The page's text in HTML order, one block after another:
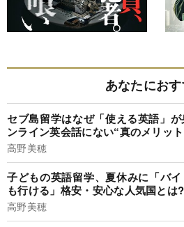
あなたにお
セブ島留学はなぜ「使える英語」
ンライン英会話にない“真のメリッ
高野美穂
子どもの英語留学、夏休みに「バ
も行ける」格安・安心な人気国とは?
高野美穂